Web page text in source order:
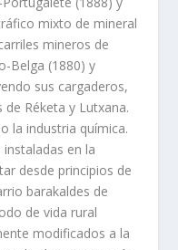
mixto de mineral
mineros de
Belga (1880) y
sus cargaderos,
Réketa y Lutxana.
la industria química.
en la
desde principios de
barakaldes de
de vida rural
modificados a la